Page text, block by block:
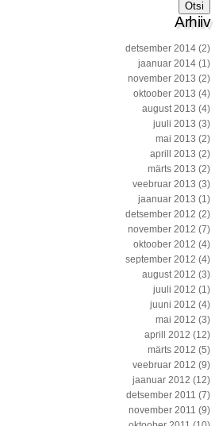
Arhiiv
detsember 2014 (2)
jaanuar 2014 (1)
november 2013 (2)
oktoober 2013 (4)
august 2013 (4)
juuli 2013 (3)
mai 2013 (2)
aprill 2013 (2)
märts 2013 (2)
veebruar 2013 (3)
jaanuar 2013 (1)
detsember 2012 (2)
november 2012 (7)
oktoober 2012 (4)
september 2012 (4)
august 2012 (3)
juuli 2012 (1)
juuni 2012 (4)
mai 2012 (3)
aprill 2012 (12)
märts 2012 (5)
veebruar 2012 (9)
jaanuar 2012 (12)
detsember 2011 (7)
november 2011 (9)